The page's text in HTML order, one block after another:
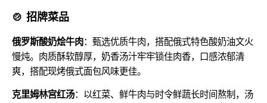
🍲 招牌菜品
俄罗斯酸奶烩牛肉：甄选优质牛肉，搭配俄式特色酸奶油文火
慢炖。肉质酥软醇厚，奶香汤汁牢牢锁住肉香，口感浓郁清
爽，搭配现烤俄式面包风味更佳。
克里姆林宫红汤：以红菜、鲜牛肉与时令鲜蔬长时间熬制，汤